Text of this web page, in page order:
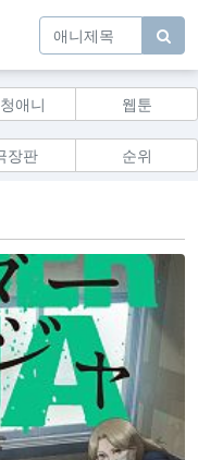
애니 웹툰
장판 순위